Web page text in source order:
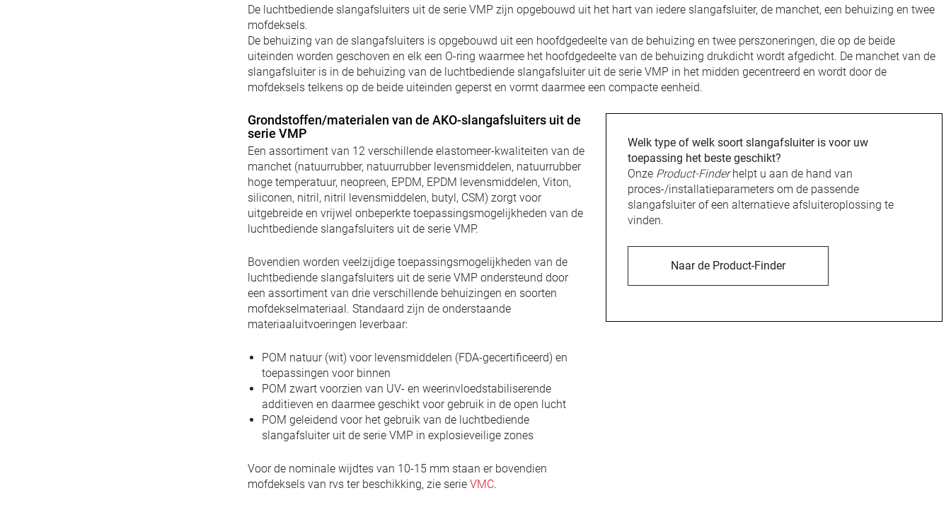
De luchtbediende slangafsluiters uit de serie VMP zijn opgebouwd uit het hart van iedere slangafsluiter, de manchet, een behuizing en twee
mofdeksels.
De behuizing van de slangafsluiters is opgebouwd uit een hoofdgedeelte van de behuizing en twee perszoneringen, die op de beide
uiteinden worden geschoven en elk een O-ring waarmee het hoofdgedeelte van de behuizing drukdicht wordt afgedicht. De manchet van de
slangafsluiter is in de behuizing van de luchtbediende slangafsluiter uit de serie VMP in het midden gecentreerd en wordt door de
mofdeksels telkens op de beide uiteinden geperst en vormt daarmee een compacte eenheid.
Grondstoffen/materialen van de AKO-slangafsluiters uit de
serie VMP
Een assortiment van 12 verschillende elastomeer-kwaliteiten van de
manchet (natuurrubber, natuurrubber levensmiddelen, natuurrubber
hoge temperatuur, neopreen, EPDM, EPDM levensmiddelen, Viton,
siliconen, nitril, nitril levensmiddelen, butyl, CSM) zorgt voor
uitgebreide en vrijwel onbeperkte toepassingsmogelijkheden van de
luchtbediende slangafsluiters uit de serie VMP.
Bovendien worden veelzijdige toepassingsmogelijkheden van de
luchtbediende slangafsluiters uit de serie VMP ondersteund door
een assortiment van drie verschillende behuizingen en soorten
mofdekselmateriaal. Standaard zijn de onderstaande
materiaaluitvoeringen leverbaar:
POM natuur (wit) voor levensmiddelen (FDA-gecertificeerd) en
toepassingen voor binnen
POM zwart voorzien van UV- en weerinvloedstabiliserende
additieven en daarmee geschikt voor gebruik in de open lucht
POM geleidend voor het gebruik van de luchtbediende
slangafsluiter uit de serie VMP in explosieveilige zones
Voor de nominale wijdtes van 10-15 mm staan er bovendien
mofdeksels van rvs ter beschikking, zie serie VMC.
Welk type of welk soort slangafsluiter is voor uw
toepassing het beste geschikt?
Onze Product-Finderhelpt u aan de hand van
proces-/installatieparameters om de passende
slangafsluiter of een alternatieve afsluiteroplossing te
vinden.
Naar de Product-Finder